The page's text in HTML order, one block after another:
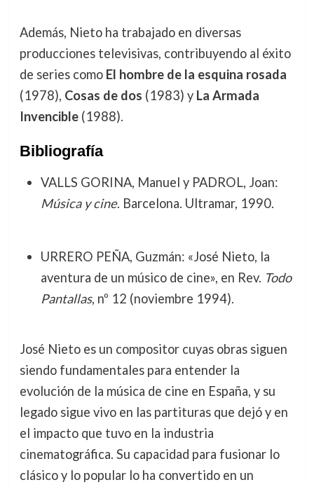
Además, Nieto ha trabajado en diversas
producciones televisivas, contribuyendo al éxito
de series como El hombre de la esquina rosada
(1978), Cosas de dos (1983) y La Armada
Invencible(1988).
Bibliografía
VALLS GORINA, Manuel y PADROL, Joan:
Música y cine. Barcelona. Ultramar, 1990.
URRERO PEÑA, Guzmán: «José Nieto, la
aventura de un músico de cine», en Rev. Todo
Pantallas, nº 12 (noviembre 1994).
José Nieto es un compositor cuyas obras siguen
siendo fundamentales para entender la
evolución de la música de cine en España, y su
legado sigue vivo en las partituras que dejó y en
el impacto que tuvo en la industria
cinematográfica. Su capacidad para fusionar lo
clásico y lo popular lo ha convertido en un